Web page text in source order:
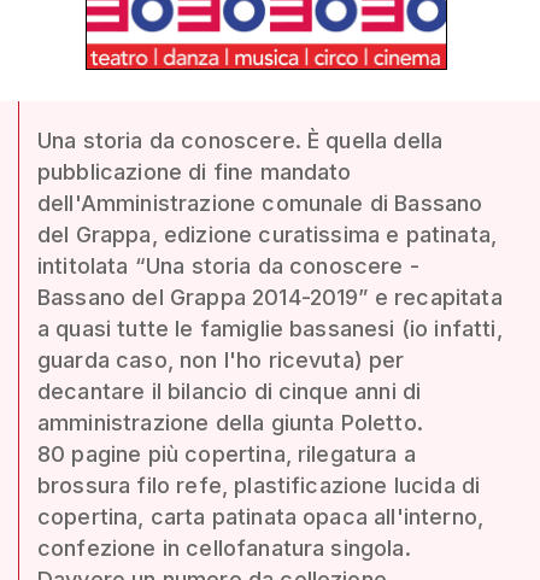
Una storia da conoscere. È quella della
pubblicazione di fine mandato
dell'Amministrazione comunale di Bassano
del Grappa, edizione curatissima e patinata,
intitolata “Una storia da conoscere -
Bassano del Grappa 2014-2019” e recapitata
a quasi tutte le famiglie bassanesi (io infatti,
guarda caso, non l'ho ricevuta) per
decantare il bilancio di cinque anni di
amministrazione della giunta Poletto.
80 pagine più copertina, rilegatura a
brossura filo refe, plastificazione lucida di
copertina, carta patinata opaca all'interno,
confezione in cellofanatura singola.